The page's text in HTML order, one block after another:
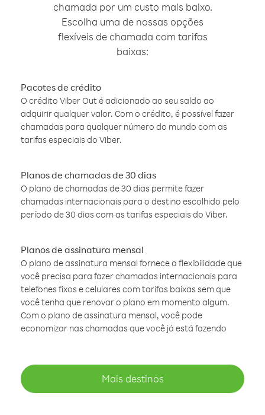
chamada por um custo mais baixo.
Escolha uma de nossas opções
flexíveis de chamada com tarifas
baixas:
Pacotes de crédito
O crédito Viber Out é adicionado ao seu saldo ao
adquirir qualquer valor. Com o crédito, é possível fazer
chamadas para qualquer número do mundo com as
tarifas especiais do Viber.
Planos de chamadas de 30 dias
O plano de chamadas de 30 dias permite fazer
chamadas internacionais para o destino escolhido pelo
período de 30 dias com as tarifas especiais do Viber.
Planos de assinatura mensal
O plano de assinatura mensal fornece a flexibilidade que
você precisa para fazer chamadas internacionais para
telefones fixos e celulares com tarifas baixas sem que
você tenha que renovar o plano em momento algum.
Com o plano de assinatura mensal, você pode
economizar nas chamadas que você já está fazendo
Mais destinos